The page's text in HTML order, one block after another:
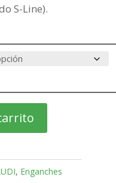
S-Line).
, Enganches